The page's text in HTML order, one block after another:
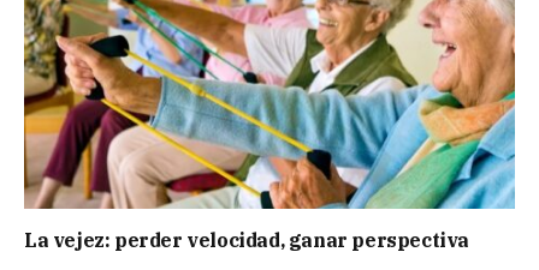
La vejez: perder velocidad, ganar perspectiva